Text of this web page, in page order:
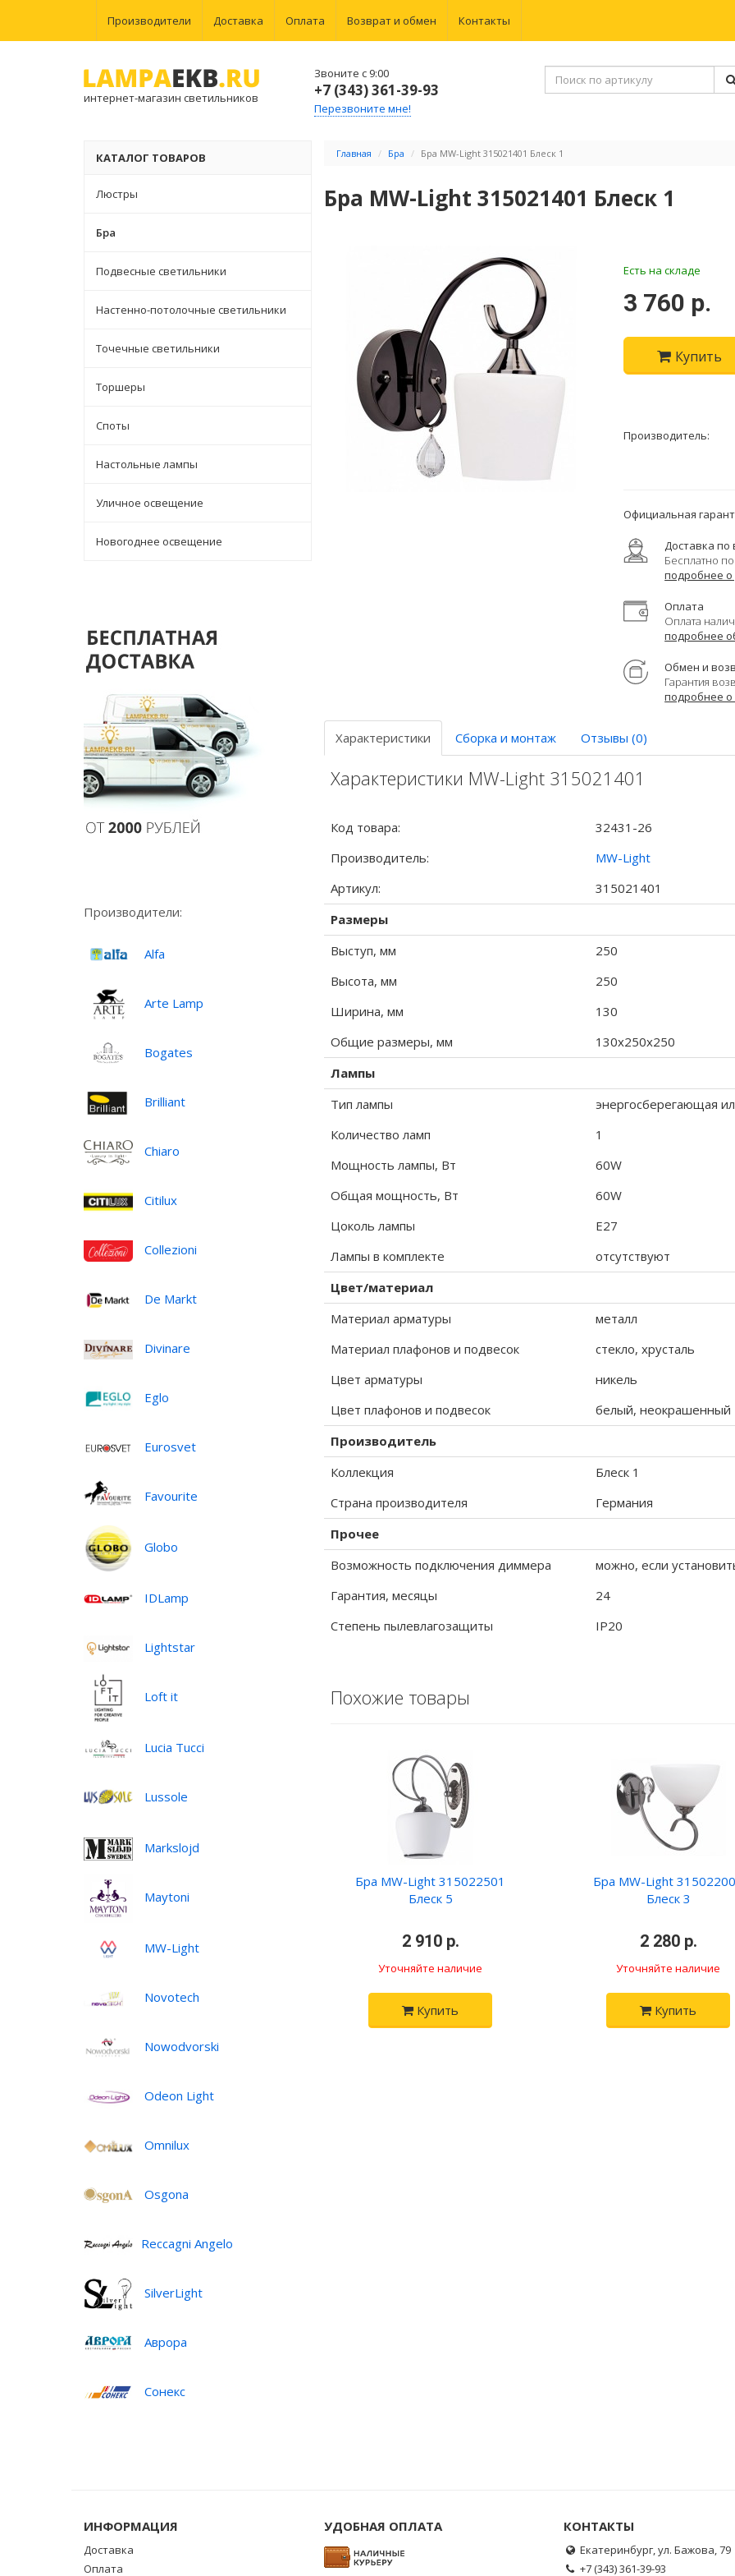
Производители Доставка Оплата Возврат и обмен Контакты
интернет-магазин светильников
Звоните с 9:00
+7 (343) 361-39-93
Перезвоните мне!
КАТАЛОГ ТОВАРОВ
Люстры
Бра
Подвесные светильники
Настенно-потолочные светильники
Точечные светильники
Торшеры
Споты
Настольные лампы
Уличное освещение
Новогоднее освещение
Производители:
Alfa
Arte Lamp
Bogates
Brilliant
Chiaro
Citilux
Collezioni
De Markt
Divinare
Eglo
Eurosvet
Favourite
Globo
IDLamp
Lightstar
Loft it
Lucia Tucci
Lussole
Markslojd
Maytoni
MW-Light
Novotech
Nowodvorski
Odeon Light
Omnilux
Osgona
Reccagni Angelo
SilverLight
Аврора
Сонекс
Главная Бра Бра MW-Light 315021401 Блеск 1
Бра MW-Light 315021401 Блеск 1
Есть на складе
3 760 р.
Купить
Производитель:
Официальная
Доставка по
Бесплатно
подробнее о
Оплата
Оплата
подробнее
Обмен и
Гарантия
подробнее
Характеристики Сборка и монтаж Отзывы (0)
Характеристики MW-Light 315021401
Код товара:
32431-26
Производитель:
MW-Light
Артикул:
315021401
Размеры
Выступ, мм
250
Высота, мм
250
Ширина, мм
130
Общие размеры, мм
130x250x250
Лампы
Тип лампы
энергосберегающая
Количество ламп
1
Мощность лампы, Вт
60W
Общая мощность, Вт
60W
Цоколь лампы
E27
Лампы в комплекте
отсутствуют
Цвет/материал
Материал арматуры
металл
Материал плафонов и подвесок
стекло, хрусталь
Цвет арматуры
никель
Цвет плафонов и подвесок
белый, неокрашенный
Производитель
Коллекция
Блеск 1
Страна производителя
Германия
Прочее
Возможность подключения диммера
можно, если
Гарантия, месяцы
24
Степень пылевлагозащиты
IP20
Похожие товары
Бра MW-Light 315022501
Блеск 5
2 910 р.
Уточняйте наличие
Купить
Бра MW-Light
Блеск 3
2 280 р.
Уточняйте наличие
Купить
ИНФОРМАЦИЯ
Доставка
Оплата
УДОБНАЯ ОПЛАТА КОНТАКТЫ
Екатеринбург, ул. Бажова, 79
+7 (343) 361-39-93